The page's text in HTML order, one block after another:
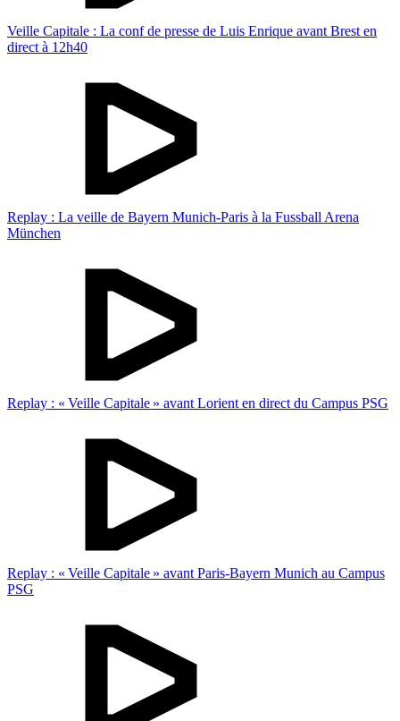
Veille Capitale : La conf de presse de Luis Enrique avant Brest en
direct à 12h40
Replay : La veille de Bayern Munich-Paris à la Fussball Arena
München
Replay : « Veille Capitale » avant Lorient en direct du Campus PSG
Replay : « Veille Capitale » avant Paris-Bayern Munich au Campus
PSG